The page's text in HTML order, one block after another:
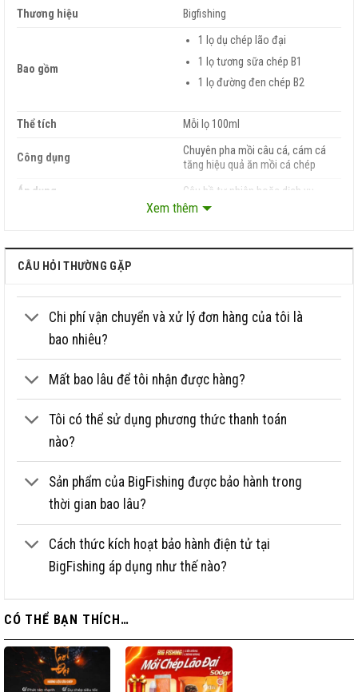
Thương hiệu Bigfishing
Bao gồm
1 lọ dụ chép lão đại
1 lọ tương sữa chép B1
1 lọ đường đen chép B2
Thể tích Mỗi lọ 100ml
Công dụng
Chuyên pha mồi câu cá, cám cá
tăng hiệu quả ăn mồi cá chép
Áp dụng
Câu hồ tự nhiên hoặc dịch vụ
Sử dụng
Cá mới: Dụ chép 10ml, đường
Cách dùng tinh mùi bộ 3 Tam Tinh Chép
Sử dụng câu cá cũ: Mỗi lọ sử dụng 5 ml hòa tan nước pha 1
gói mồi câu 500 gam.
sữa 8ml pha 1 gói mồi câu 500 gam.
Xem thêm
CÂU HỎI THƯỜNG GẶP
Chi phí vận chuyển và xử lý đơn hàng của tôi là
bao nhiêu?
Mất bao lâu để tôi nhận được hàng?
Tôi có thể sử dụng phương thức thanh toán
nào?
Sản phẩm của BigFishing được bảo hành trong
thời gian bao lâu?
Cách thức kích hoạt bảo hành điện tử tại
BigFishing áp dụng như thế nào?
CÓ THỂ BẠN THÍCH…